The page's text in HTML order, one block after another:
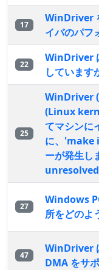
17
WinDriver
イバのパフ
22
WinDriver
しています
25
WinDriver
(Linux
てマシンに
に、'make
ーが発生し
27
Windows
所をどのよ
47
WinDriver
DMA をサ